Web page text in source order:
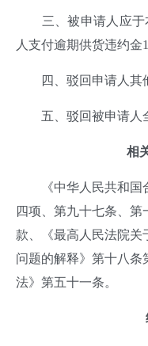
三、被申请人应于
人支付逾期供货违约金
四、驳回申请人其他
五、驳回被申请人全
相
《中华人民共和国
四项、第九十七条、
款、《最高人民法院关
问题的解释》第十八条
法》第五十一条。